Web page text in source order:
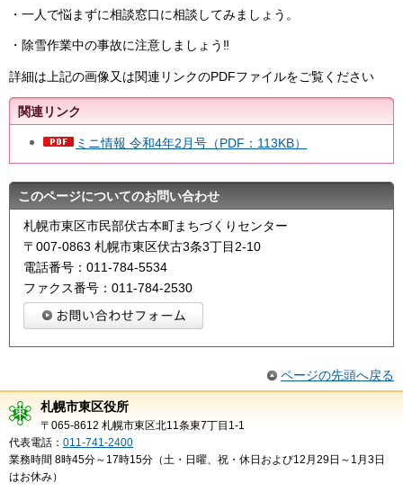
・一人で悩まずに相談窓口に相談してみましょう。
・除雪作業中の事故に注意しましょう‼
詳細は上記の画像又は関連リンクのPDFファイルをご覧ください
関連リンク
ミニ情報 令和4年2月号（PDF：113KB）
このページについてのお問い合わせ
札幌市東区市民部伏古本町まちづくりセンター
〒007-0863 札幌市東区伏古3条3丁目2-10
電話番号：011-784-5534
ファクス番号：011-784-2530
ページの先頭へ戻る
札幌市東区役所
〒065-8612 札幌市東区北11条東7丁目1-1
代表電話： 011-741-2400
業務時間 8時45分～17時15分（土・日曜、祝・休日および12月29日～1月3日
はお休み）